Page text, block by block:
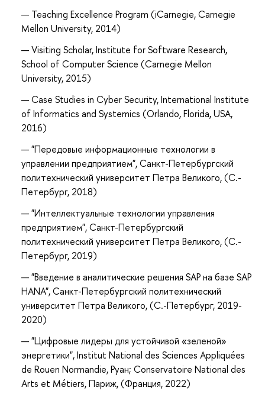
Teaching Excellence Program (iCarnegie, Carnegie
Mellon University, 2014)
Visiting Scholar, Institute for Software Research,
School of Computer Science (Carnegie Mellon
University, 2015)
Case Studies in Cyber Security, International Institute
of Informatics and Systemics (Orlando, Florida, USA,
2016)
"Передовые информационные технологии в
управлении предприятием", Санкт-Петербургский
политехнический университет Петра Великого, (С.-
Петербург, 2018)
"Интеллектуальные технологии управления
предприятием", Санкт-Петербургский
политехнический университет Петра Великого, (С.-
Петербург, 2019)
"Введение в аналитические решения SAP на базе SAP
HANA", Санкт-Петербургский политехнический
университет Петра Великого, (С.-Петербург, 2019-
2020)
"Цифровые лидеры для устойчивой «зеленой»
энергетики", Institut National des Sciences Appliquées
de Rouen Normandie, Руан; Conservatoire National des
Arts et Métiers, Париж, (Франция, 2022)